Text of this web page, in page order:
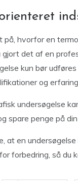
på, hvorfor en
det af en
kun bør
og
undersøgelse
spare penge på
at en
forbedring, så du